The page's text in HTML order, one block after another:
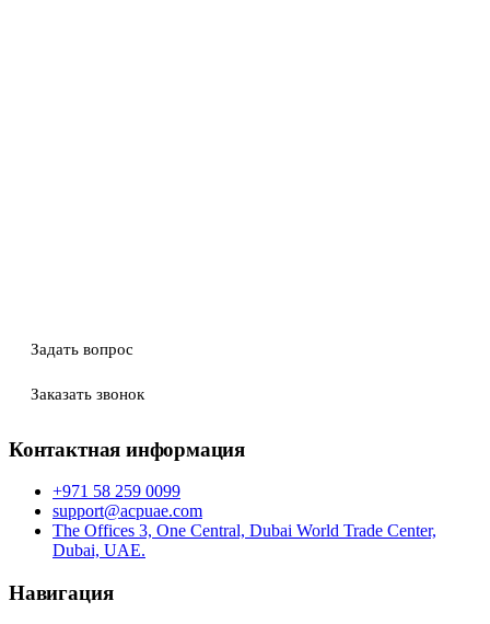
Задать вопрос
Заказать звонок
Контактная информация
+971 58 259 0099
support@acpuae.com
The Offices 3, One Central, Dubai World Trade Center,
Dubai, UAE.
Навигация